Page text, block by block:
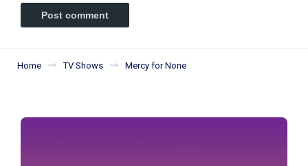
Home TV Shows Mercy for None